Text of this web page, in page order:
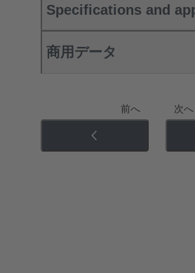
Specifications and
商用データ
前へ 次へ